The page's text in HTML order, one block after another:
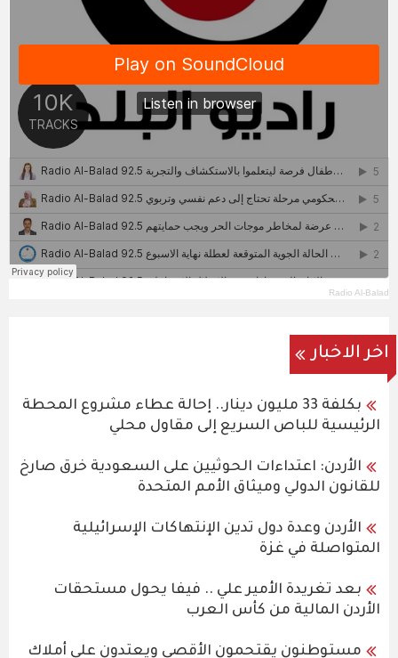
Radio Al-Balad
اخر الاخبار
بكلفة 33 مليون دينار.. إحالة عطاء مشروع المحطة
الرئيسية للباص السريع إلى مقاول محلي
الأردن: اعتداءات الحوثيين على السعودية خرق صارخ
للقانون الدولي وميثاق الأمم المتحدة
الأردن وعدة دول تدين الإنتهاكات الإسرائيلية
المتواصلة في غزة
بعد تغريدة الأمير علي .. فيفا يحول مستحقات
الأردن المالية من كأس العرب
مستوطنون يقتحمون الأقصى ويعتدون على أملاك